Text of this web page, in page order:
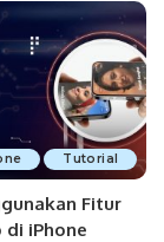
Tutorial
Fitur
di iPhone